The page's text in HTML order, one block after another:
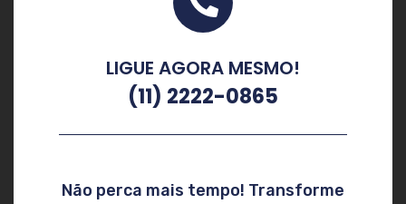
LIGUE AGORA MESMO!
(11) 2222-0865
Não perca mais tempo! Transforme